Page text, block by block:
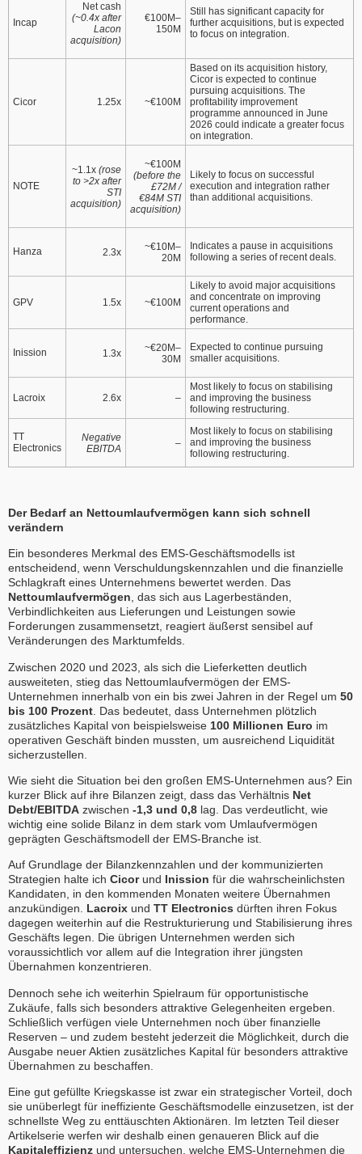
Incap
Net cash
(~0.4x after
Lacon
acquisition)
€100M–
150M
Still has significant capacity for
further acquisitions, but is expected
to focus on integration.
Cicor 1.25x ~€100M
Based on its acquisition history,
Cicor is expected to continue
pursuing acquisitions. The
profitability improvement
programme announced in June
2026 could indicate a greater focus
on integration.
NOTE
~1.1x(rose
to >2x after
STI
acquisition)
~€100M
(before the
£72M /
€84M STI
acquisition)
Likely to focus on successful
execution and integration rather
than additional acquisitions.
Hanza 2.3x
~€10M–
20M
Indicates a pause in acquisitions
following a series of recent deals.
GPV 1.5x ~€100M
Likely to avoid major acquisitions
and concentrate on improving
current operations and
performance.
Inission 1.3x
~€20M–
30M
Expected to continue pursuing
smaller acquisitions.
Lacroix 2.6x –
Most likely to focus on stabilising
and improving the business
following restructuring.
TT
Electronics
Negative
EBITDA
–
Most likely to focus on stabilising
and improving the business
following restructuring.
Der Bedarf an Nettoumlaufvermögen kann sich schnell
verändern
Ein besonderes Merkmal des EMS-Geschäftsmodells ist
entscheidend, wenn Verschuldungskennzahlen und die finanzielle
Schlagkraft eines Unternehmens bewertet werden. Das
Nettoumlaufvermögen, das sich aus Lagerbeständen,
Verbindlichkeiten aus Lieferungen und Leistungen sowie
Forderungen zusammensetzt, reagiert äußerst sensibel auf
Veränderungen des Marktumfelds.
Zwischen 2020 und 2023, als sich die Lieferketten deutlich
ausweiteten, stieg das Nettoumlaufvermögen der EMS-
Unternehmen innerhalb von ein bis zwei Jahren in der Regel um 50
bis 100 Prozent . Das bedeutet, dass Unternehmen plötzlich
zusätzliches Kapital von beispielsweise 100 Millionen Euro im
operativen Geschäft binden mussten, um ausreichend Liquidität
sicherzustellen.
Wie sieht die Situation bei den großen EMS-Unternehmen aus? Ein
kurzer Blick auf ihre Bilanzen zeigt, dass das Verhältnis Net
Debt/EBITDA zwischen -1,3 und 0,8 lag. Das verdeutlicht, wie
wichtig eine solide Bilanz in dem stark vom Umlaufvermögen
geprägten Geschäftsmodell der EMS-Branche ist.
Auf Grundlage der Bilanzkennzahlen und der kommunizierten
Strategien halte ich Cicorund Inission für die wahrscheinlichsten
Kandidaten, in den kommenden Monaten weitere Übernahmen
anzukündigen. Lacroix und TT Electronics dürften ihren Fokus
dagegen weiterhin auf die Restrukturierung und Stabilisierung ihres
Geschäfts legen. Die übrigen Unternehmen werden sich
voraussichtlich vor allem auf die Integration ihrer jüngsten
Übernahmen konzentrieren.
Dennoch sehe ich weiterhin Spielraum für opportunistische
Zukäufe, falls sich besonders attraktive Gelegenheiten ergeben.
Schließlich verfügen viele Unternehmen noch über finanzielle
Reserven – und zudem besteht jederzeit die Möglichkeit, durch die
Ausgabe neuer Aktien zusätzliches Kapital für besonders attraktive
Übernahmen zu beschaffen.
Eine gut gefüllte Kriegskasse ist zwar ein strategischer Vorteil, doch
sie unüberlegt für ineffiziente Geschäftsmodelle einzusetzen, ist der
schnellste Weg zu enttäuschten Aktionären. Im letzten Teil dieser
Artikelserie werfen wir deshalb einen genaueren Blick auf die
Kapitaleffizienz und untersuchen, welche EMS-Unternehmen die